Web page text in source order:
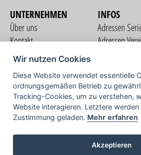
UNTERNEHMEN
Über uns
Kontakt
Nutzungsbedingungen
Datenschutzerklärung
Impressum
INFOS
Adressen
Adressen
Wir nutzen Cookies
Diese Website verwendet essentielle
ordnungsgemäßen Betrieb zu
Tracking-Cookies, um zu verstehen,
Website interagieren. Letztere
Zustimmung geladen. Mehr erfahren
Akzeptieren